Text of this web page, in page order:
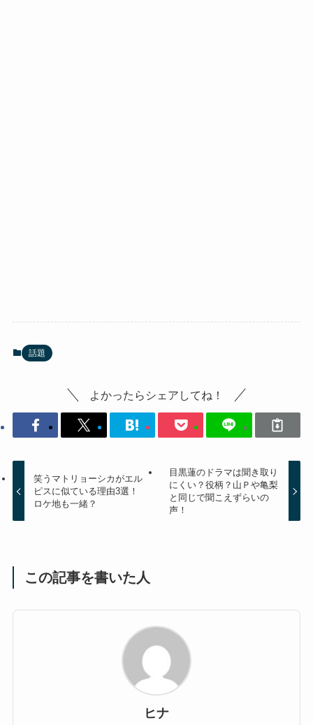
話題
よかったらシェアしてね！
笑うマトリョーシカがエル
ピスに似ている理由3選！
ロケ地も一緒？
目黒蓮のドラマは聞き取り
にくい？役柄？山Ｐや亀梨
と同じで聞こえずらいの
声！
この記事を書いた人
ヒナ